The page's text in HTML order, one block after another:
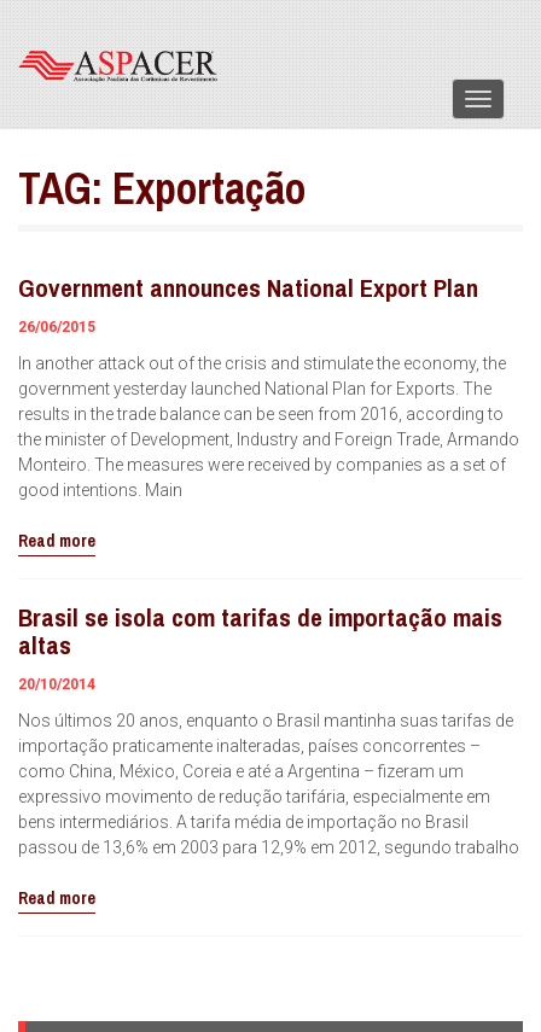
Menu
TAG: Exportação
Government announces National Export Plan
26/06/2015
In another attack out of the crisis and stimulate the economy, the
government yesterday launched National Plan for Exports. The
results in the trade balance can be seen from 2016, according to
the minister of Development, Industry and Foreign Trade, Armando
Monteiro. The measures were received by companies as a set of
good intentions. Main
Read more
Brasil se isola com tarifas de importação mais
altas
20/10/2014
Nos últimos 20 anos, enquanto o Brasil mantinha suas tarifas de
importação praticamente inalteradas, países concorrentes –
como China, México, Coreia e até a Argentina – fizeram um
expressivo movimento de redução tarifária, especialmente em
bens intermediários. A tarifa média de importação no Brasil
passou de 13,6% em 2003 para 12,9% em 2012, segundo trabalho
Read more